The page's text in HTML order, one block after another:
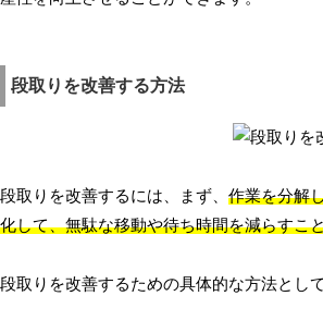
段取りを改善する方法
段取りを改善するには、まず、 作業を分解
化して、無駄な移動や待ち時間を減らすこ
段取りを改善するための具体的な方法とし